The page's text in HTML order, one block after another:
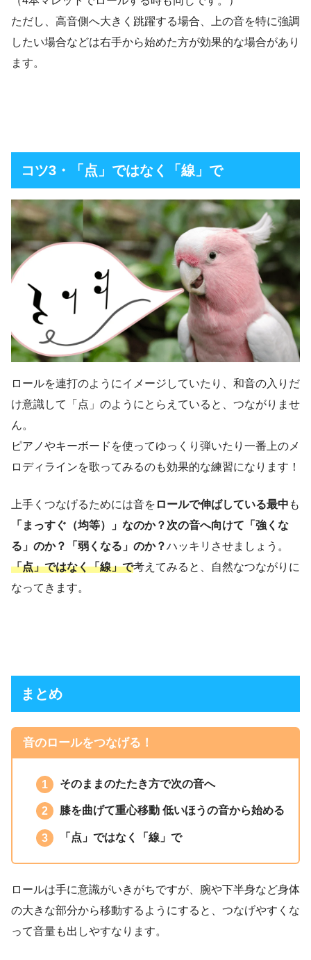
ただし、高音側へ大きく跳躍する場合、上の音を特に強調
したい場合などは右手から始めた方が効果的な場合があり
ます。
コツ3・ 「点」ではなく「線」で
ロールを連打のようにイメージしていたり、和音の入りだ
け意識して「点」のようにとらえていると、つながりませ
ん。
ピアノやキーボードを使ってゆっくり弾いたり一番上のメ
ロディラインを歌ってみるのも効果的な練習になります！
上手くつなげるためには音を ロールで伸ばしている最中 も
「まっすぐ（均等）」なのか？次の音へ向けて「強くな
る」のか？「弱くなる」のか？ハッキリさせましょう。
「点」ではなく「線」で考えてみると、自然なつながりに
なってきます。
まとめ
音のロールをつなげる！
そのままのたたき方で次の音へ
膝を曲げて重心移動 低いほうの音から始める
「点」ではなく「線」で
ロールは手に意識がいきがちですが、腕や下半身など身体
の大きな部分から移動するようにすると、つなげやすくな
って音量も出しやすなります。